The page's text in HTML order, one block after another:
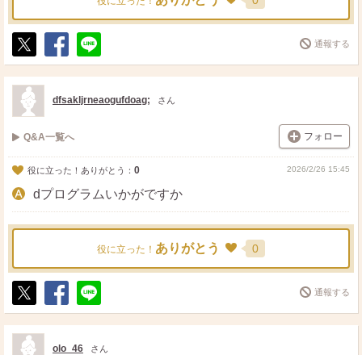
ポ
ス
ト
シ
ェ
送
る
通報する
dfsakljrneaogufdoag; さん
Q&A一覧へ フォロー
役に立った！ありがとう： 0 2026/2/26 15:45
dプログラムいかがですか
役に立った！ ありがとう 0
ポ
ス
ト
シ
ェ
送
る
通報する
olo_46 さん